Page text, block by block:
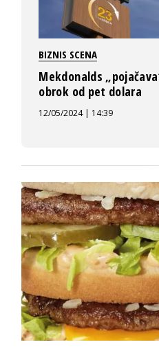
BIZNIS SCENA
Mekdonalds
obrok od pet dolara
12/05/2024 | 14:39